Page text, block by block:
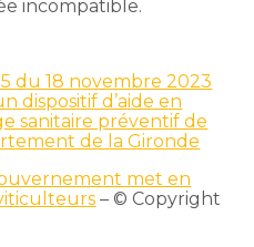
incompatible.
du 18 novembre 2023
dispositif d’aide en
sanitaire préventif de
de la Gironde
met en
– © Copyright